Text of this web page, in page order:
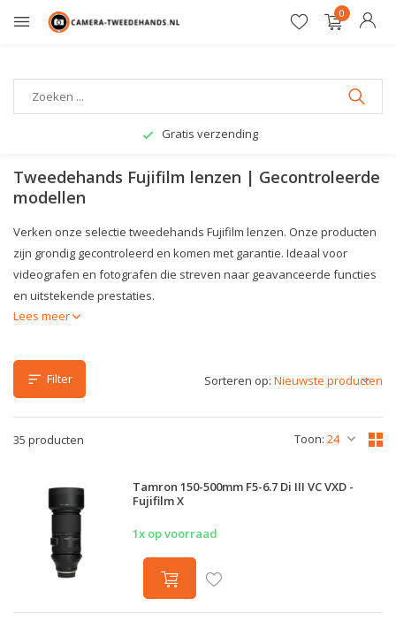
0
Gratis verzending
Tweedehands Fujifilm lenzen | Gecontroleerde
modellen
Verken onze selectie tweedehands Fujifilm lenzen. Onze producten
zijn grondig gecontroleerd en komen met garantie. Ideaal voor
videografen en fotografen die streven naar geavanceerde functies
en uitstekende prestaties.
Lees meer
Filter
35 producten Toon:
Sorteren op:
Tamron 150-500mm F5-6.7 Di III VC VXD -
Fujifilm X
1x op voorraad